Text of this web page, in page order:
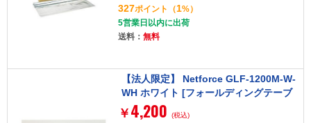
327ポイント （1%）
5営業日以内に出荷
送料： 無料
【法人限定】 Netforce GLF-1200M-W-
WH ホワイト [フォールディングテーブ
ル用幕板 (幅1200mm用)]
￥ 4,200 (税込)